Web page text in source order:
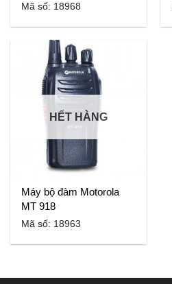
Mã số: 18968
HẾT HÀNG
Máy bộ đàm Motorola
MT 918
Mã số: 18963